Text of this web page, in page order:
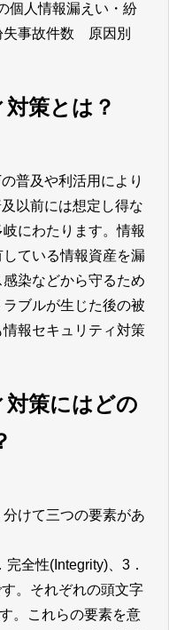
個人情報漏えい・紛
失事故件数 原因別
策とは？
普及や利活用により
以前には想定し得な
にわたります。情報
ている情報資産を漏
染などから守るため
ブルが生じた後の被
報セキュリティ対策
策にはどの
けて三つの要素があ
全性(Integrity)、3．
。それぞれの頭文字
。これらの要素を意